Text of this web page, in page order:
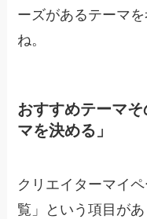
ーズがあるテーマ
ね。
おすすめテーマ
マを決める」
クリエイターマイ
覧」という項目が